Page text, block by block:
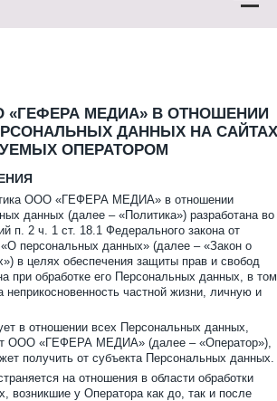
«ГЕФЕРА МЕДИА» В ОТНОШЕНИИ
ДАННЫХ НА САЙТАХ
ОПЕРАТОРОМ
ООО «ГЕФЕРА МЕДИА» в отношении
данных (далее – «Политика») разработана во
п. 2 ч. 1 ст. 18.1 Федерального закона от
персональных данных» (далее – «Закон о
в целях обеспечения защиты прав и свобод
при обработке его Персональных данных, в том
частной жизни, личную и
в отношении всех Персональных данных,
ООО «ГЕФЕРА МЕДИА» (далее – «Оператор»),
получить от субъекта Персональных данных.
на отношения в области обработки
возникшие у Оператора как до, так и после